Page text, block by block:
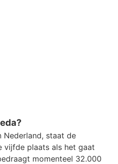
Nederland, staat de
vijfde plaats als het gaat
momenteel 32.000